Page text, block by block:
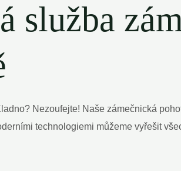
služba
Nezoufejte! Naše zámečnická
technologiemi můžeme vyřešit